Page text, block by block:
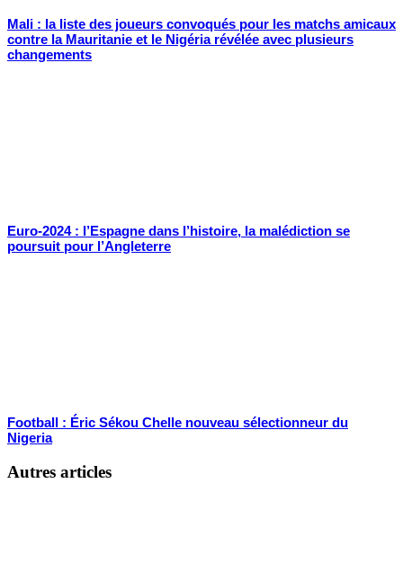
Mali : la liste des joueurs convoqués pour les matchs amicaux
contre la Mauritanie et le Nigéria révélée avec plusieurs
changements
Euro-2024 : l’Espagne dans l’histoire, la malédiction se
poursuit pour l’Angleterre
Football : Éric Sékou Chelle nouveau sélectionneur du
Nigeria
Autres articles